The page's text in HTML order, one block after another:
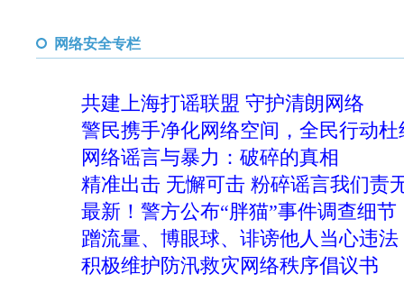
网络安全专栏
共建上海打谣联盟 守护清朗网络
警民携手净化网络空间，全民行动
网络谣言与暴力：破碎的真相
精准出击 无懈可击 粉碎谣言我们责
最新！警方公布“胖猫”事件调查细节
蹭流量、博眼球、诽谤他人当心违
积极维护防汛救灾网络秩序倡议书